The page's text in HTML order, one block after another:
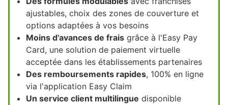
ajustables, choix des zones de couverture et
options adaptées à vos besoins
Moins d'avances de frais grâce à l'Easy Pay
Card, une solution de paiement virtuelle
acceptée dans les établissements partenaires
Des remboursements rapides, 100% en ligne
via l'application Easy Claim
Un service client multilingue disponible